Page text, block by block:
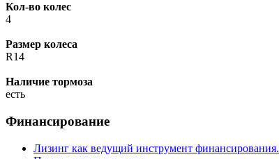
Кол-во колес
4
Размер колеса
R14
Наличие тормоза
есть
Финансирование
Лизинг как ведущий инструмент финансирования.